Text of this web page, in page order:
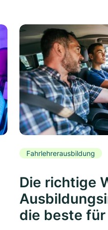
Fahrlehrerausbildung
Die richtige
die beste für